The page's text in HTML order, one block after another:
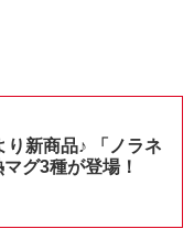
新商品♪ 「ノラネ
グ3種が登場！